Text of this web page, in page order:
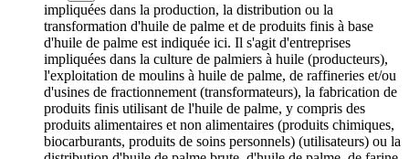
impliquées dans la production, la distribution ou la
transformation d'huile de palme et de produits finis à base
d'huile de palme est indiquée ici. Il s'agit d'entreprises
impliquées dans la culture de palmiers à huile (producteurs),
l'exploitation de moulins à huile de palme, de raffineries et/ou
d'usines de fractionnement (transformateurs), la fabrication de
produits finis utilisant de l'huile de palme, y compris des
produits alimentaires et non alimentaires (produits chimiques,
biocarburants, produits de soins personnels) (utilisateurs) ou la